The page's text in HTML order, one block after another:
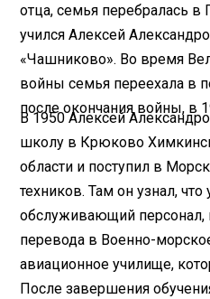
отца, семья перебралась
учился Алексей
«Чашниково». Во время
войны семья переехала в
после окончания войны, в
В 1950 Алексей
школу в Крюково
области и поступил в
техников. Там он узнал,
обслуживающий персонал,
перевода в Военно-
авиационное училище,
После завершения